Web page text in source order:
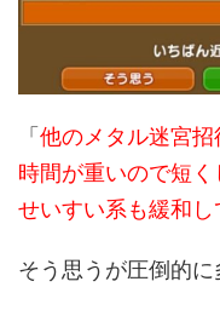
「 他のメタル迷宮
時間が重いので短
せいすい系も緩和し
そう思うが圧倒的に